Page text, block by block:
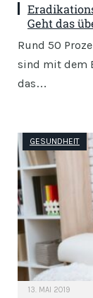
Geht das
Rund 50
sind mit dem
das…
GESUNDHEIT
13. MAI 2019